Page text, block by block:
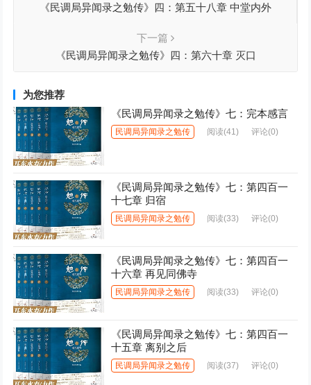
《民调局异闻录之勉传》四：第五十八章 中堂内外
下一篇
《民调局异闻录之勉传》四：第六十章 灭口
为您推荐
《民调局异闻录之勉传》七：完本感言
民调局异闻录之勉传 阅读(41) 评论(0)
《民调局异闻录之勉传》七：第四百一
十七章 归宿
民调局异闻录之勉传 阅读(33) 评论(0)
《民调局异闻录之勉传》七：第四百一
十六章 再见同佛寺
民调局异闻录之勉传 阅读(33) 评论(0)
《民调局异闻录之勉传》七：第四百一
十五章 离别之后
民调局异闻录之勉传 阅读(37) 评论(0)